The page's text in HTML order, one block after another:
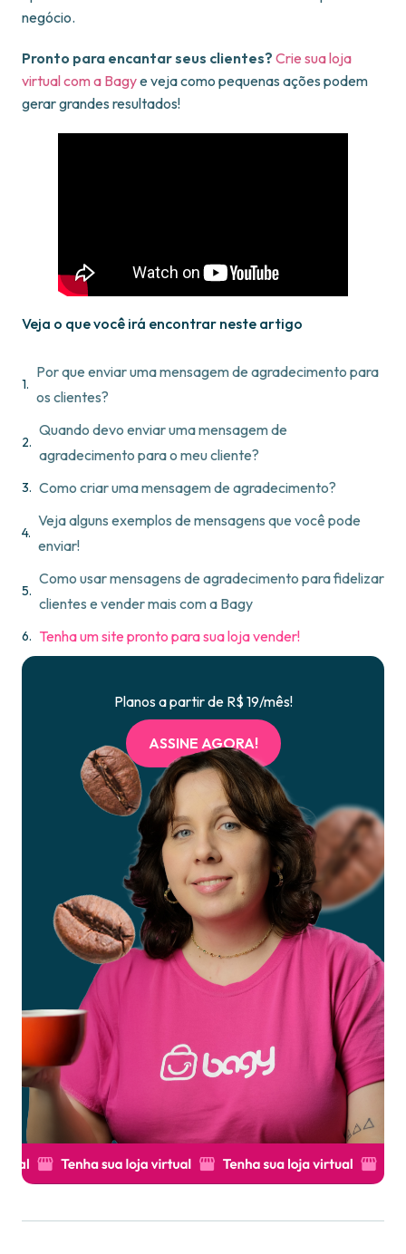
negócio.
Pronto para encantar seus clientes? Crie sua loja
virtual com a Bagye veja como pequenas ações podem
gerar grandes resultados!
Veja o que você irá encontrar neste artigo
Por que enviar uma mensagem de agradecimento para
os clientes?
Quando devo enviar uma mensagem de
agradecimento para o meu cliente?
Como criar uma mensagem de agradecimento?
Veja alguns exemplos de mensagens que você pode
enviar!
Como usar mensagens de agradecimento para fidelizar
clientes e vender mais com a Bagy
Tenha um site pronto para sua loja vender!
Planos a partir de R$ 19/mês!
ASSINE AGORA!